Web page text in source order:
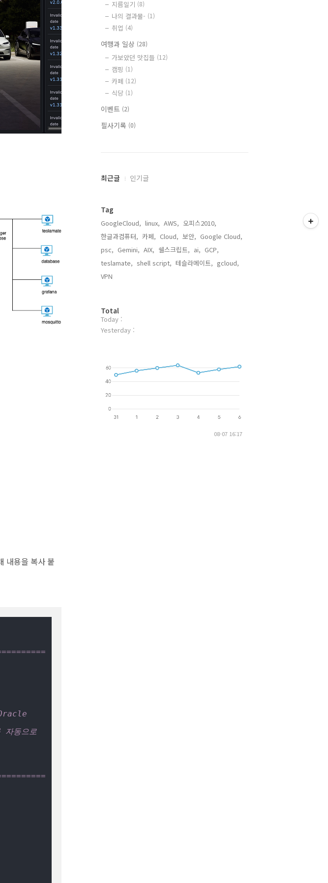
내용을 복사 붙
동으로
지름일기 (8)
나의 결과물- (1)
취업 (4)
여행과 일상 (28)
가보았던 맛집들 (12)
캠핑 (1)
카페 (12)
식당 (1)
이벤트 (2)
필사기록 (0)
최
과
기
글
최근글 인기글
Tag
GoogleCloud, linux, AWS, 오피스2010,
한글과컴퓨터, 카페, Cloud, 보안, Google Cloud,
psc, Gemini, AIX, 쉘스크립트, ai, GCP,
teslamate, shell script, 테슬라메이트, gcloud,
VPN,
방
문
자
Total
Today :
Yesterday :
08-07 16:17